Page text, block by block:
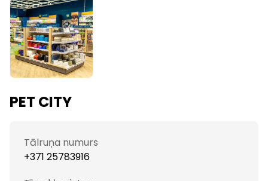
PET CITY
Tālruņa numurs
+371 25783916